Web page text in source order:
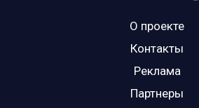
О проекте
Контакты
Реклама
Партнеры